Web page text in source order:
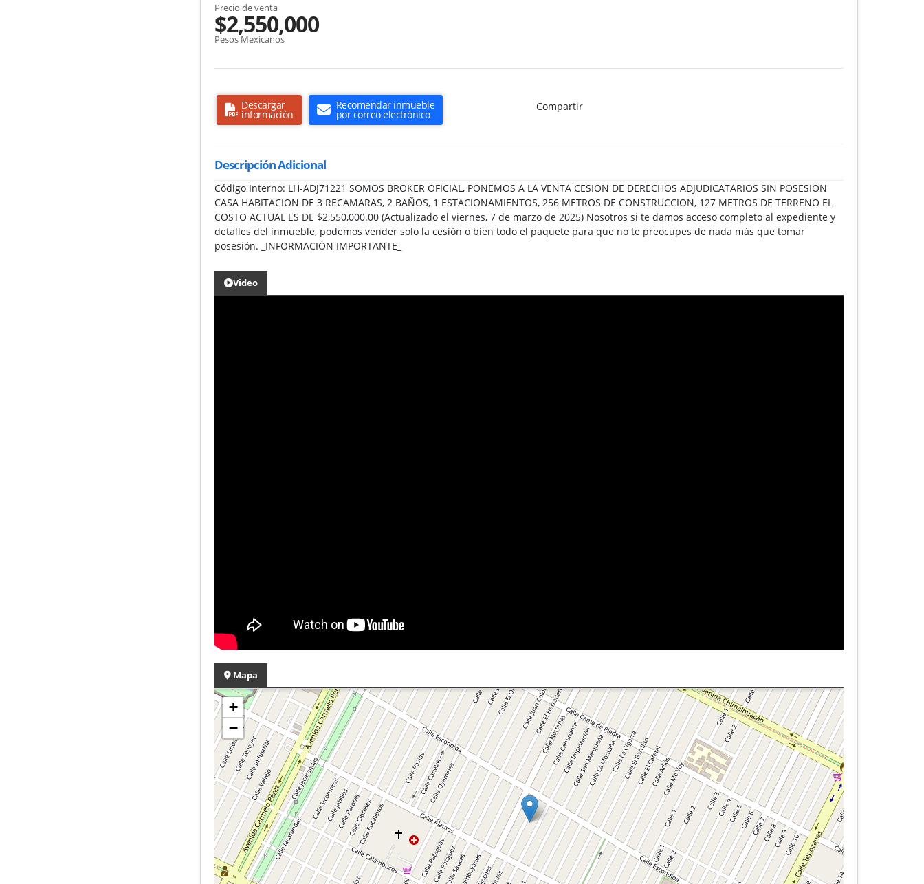
Precio de venta
$2,550,000
Pesos Mexicanos
Descargar
información
Recomendar inmueble
por correo electrónico
Compartir
Descripción Adicional
Código Interno: LH-ADJ71221 SOMOS BROKER OFICIAL, PONEMOS A LA VENTA CESION DE DERECHOS ADJUDICATARIOS SIN POSESION
CASA HABITACION DE 3 RECAMARAS, 2 BAÑOS, 1 ESTACIONAMIENTOS, 256 METROS DE CONSTRUCCION, 127 METROS DE TERRENO EL
COSTO ACTUAL ES DE $2,550,000.00 (Actualizado el viernes, 7 de marzo de 2025) Nosotros si te damos acceso completo al expediente y
detalles del inmueble, podemos vender solo la cesión o bien todo el paquete para que no te preocupes de nada más que tomar
posesión. _INFORMACIÓN IMPORTANTE_
Video
Mapa
+
−